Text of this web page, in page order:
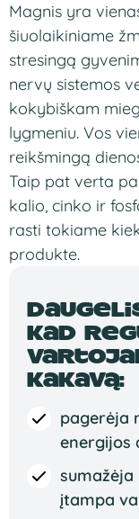
Magnis yra
šiuolaikiniame
stresingą
nervų sistemos
kokybiškam
lygmeniu. Vos
reikšmingą
Taip pat verta
kalio, cinko ir
rasti tokiame
produkte.
kad
kakavą:
pagerėja
energijos
sumažėja
įtampa